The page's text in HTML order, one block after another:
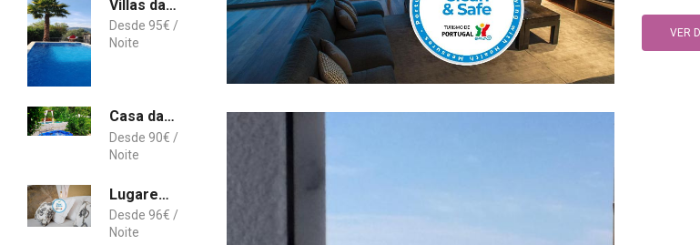
VER
Villas da Quintã
95€
Casa da Benfeitoria Guimarães
90€
Lugares Com História
96€